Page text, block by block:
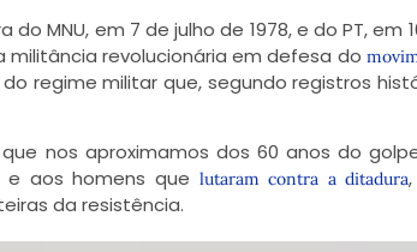
do MNU, em 7 de julho de 1978, e do PT,
militância revolucionária em defesa do
regime militar que, segundo registros
nos aproximamos dos 60 anos do
e aos homens que lutaram contra a ditadura
da resistência.